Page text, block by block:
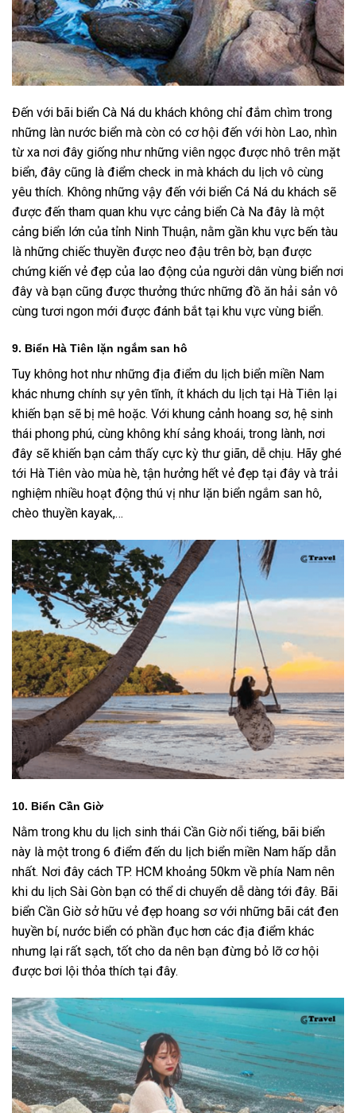
Đến với bãi biển Cà Ná du khách không chỉ đắm chìm trong
những làn nước biển mà còn có cơ hội đến với hòn Lao, nhìn
từ xa nơi đây giống như những viên ngọc được nhô trên mặt
biển, đây cũng là điểm check in mà khách du lịch vô cùng
yêu thích. Không những vậy đến với biển Cá Ná du khách sẽ
được đến tham quan khu vực cảng biển Cà Na đây là một
cảng biển lớn của tỉnh Ninh Thuận, nằm gần khu vực bến tàu
là những chiếc thuyền được neo đậu trên bờ, bạn được
chứng kiến vẻ đẹp của lao động của người dân vùng biển nơi
đây và bạn cũng được thưởng thức những đồ ăn hải sản vô
cùng tươi ngon mới được đánh bắt tại khu vực vùng biển.
9. Biển Hà Tiên lặn ngắm san hô
Tuy không hot như những địa điểm du lịch biển miền Nam
khác nhưng chính sự yên tĩnh, ít khách du lịch tại Hà Tiên lại
khiến bạn sẽ bị mê hoặc. Với khung cảnh hoang sơ, hệ sinh
thái phong phú, cùng không khí sảng khoái, trong lành, nơi
đây sẽ khiến bạn cảm thấy cực kỳ thư giãn, dễ chịu. Hãy ghé
tới Hà Tiên vào mùa hè, tận hưởng hết vẻ đẹp tại đây và trải
nghiệm nhiều hoạt động thú vị như lặn biển ngắm san hô,
chèo thuyền kayak,…
10. Biển Cần Giờ
Nằm trong khu du lịch sinh thái Cần Giờ nổi tiếng, bãi biển
này là một trong 6 điểm đến du lịch biển miền Nam hấp dẫn
nhất. Nơi đây cách TP. HCM khoảng 50km về phía Nam nên
khi du lịch Sài Gòn bạn có thể di chuyển dễ dàng tới đây. Bãi
biển Cần Giờ sở hữu vẻ đẹp hoang sơ với những bãi cát đen
huyền bí, nước biển có phần đục hơn các địa điểm khác
nhưng lại rất sạch, tốt cho da nên bạn đừng bỏ lỡ cơ hội
được bơi lội thỏa thích tại đây.